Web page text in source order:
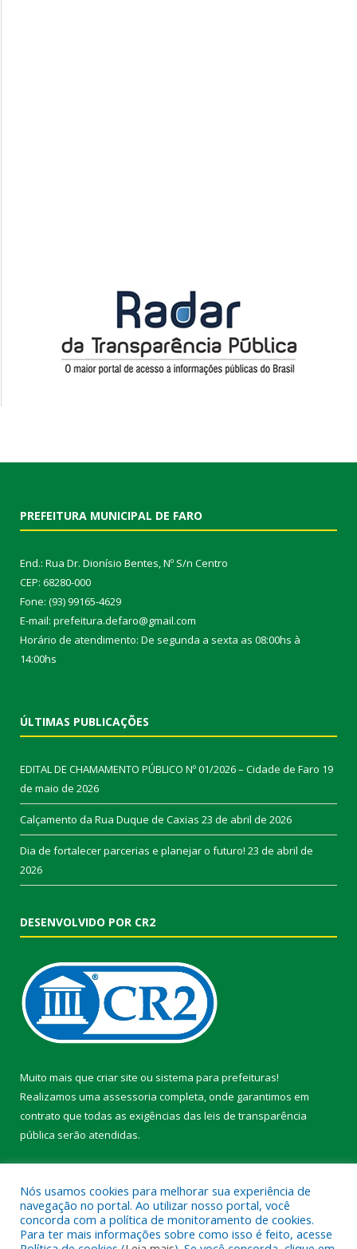
PREFEITURA MUNICIPAL DE FARO
End.: Rua Dr. Dionísio Bentes, Nº S/n Centro
CEP: 68280-000
Fone: (93) 99165-4629
E-mail: prefeitura.defaro@gmail.com
Horário de atendimento: De segunda a sexta as 08:00hs à
14:00hs
ÚLTIMAS PUBLICAÇÕES
EDITAL DE CHAMAMENTO PÚBLICO Nº 01/2026 – Cidade de Faro 19
de maio de 2026
Calçamento da Rua Duque de Caxias 23 de abril de 2026
Dia de fortalecer parcerias e planejar o futuro! 23 de abril de
2026
DESENVOLVIDO POR CR2
Muito mais que criar site ou sistema para prefeituras!
Realizamos uma assessoria completa, onde garantimos em
contrato que todas as exigências das leis de transparência
pública serão atendidas.
Nós usamos cookies para melhorar sua experiência de
navegação no portal. Ao utilizar nosso portal, você
concorda com a política de monitoramento de cookies.
Para ter mais informações sobre como isso é feito, acesse